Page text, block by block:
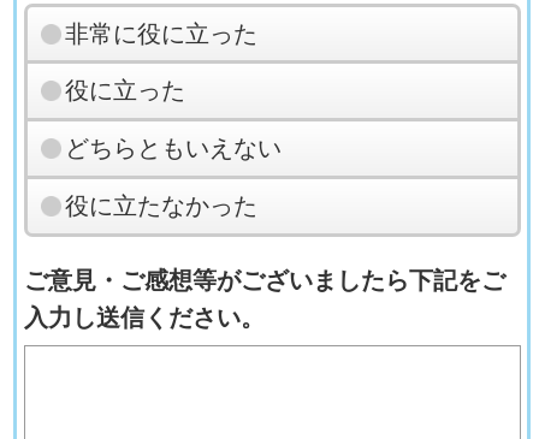
非常に役に立った
役に立った
どちらともいえない
役に立たなかった
ご意見・ご感想等がございましたら下記をご
入力し送信ください。